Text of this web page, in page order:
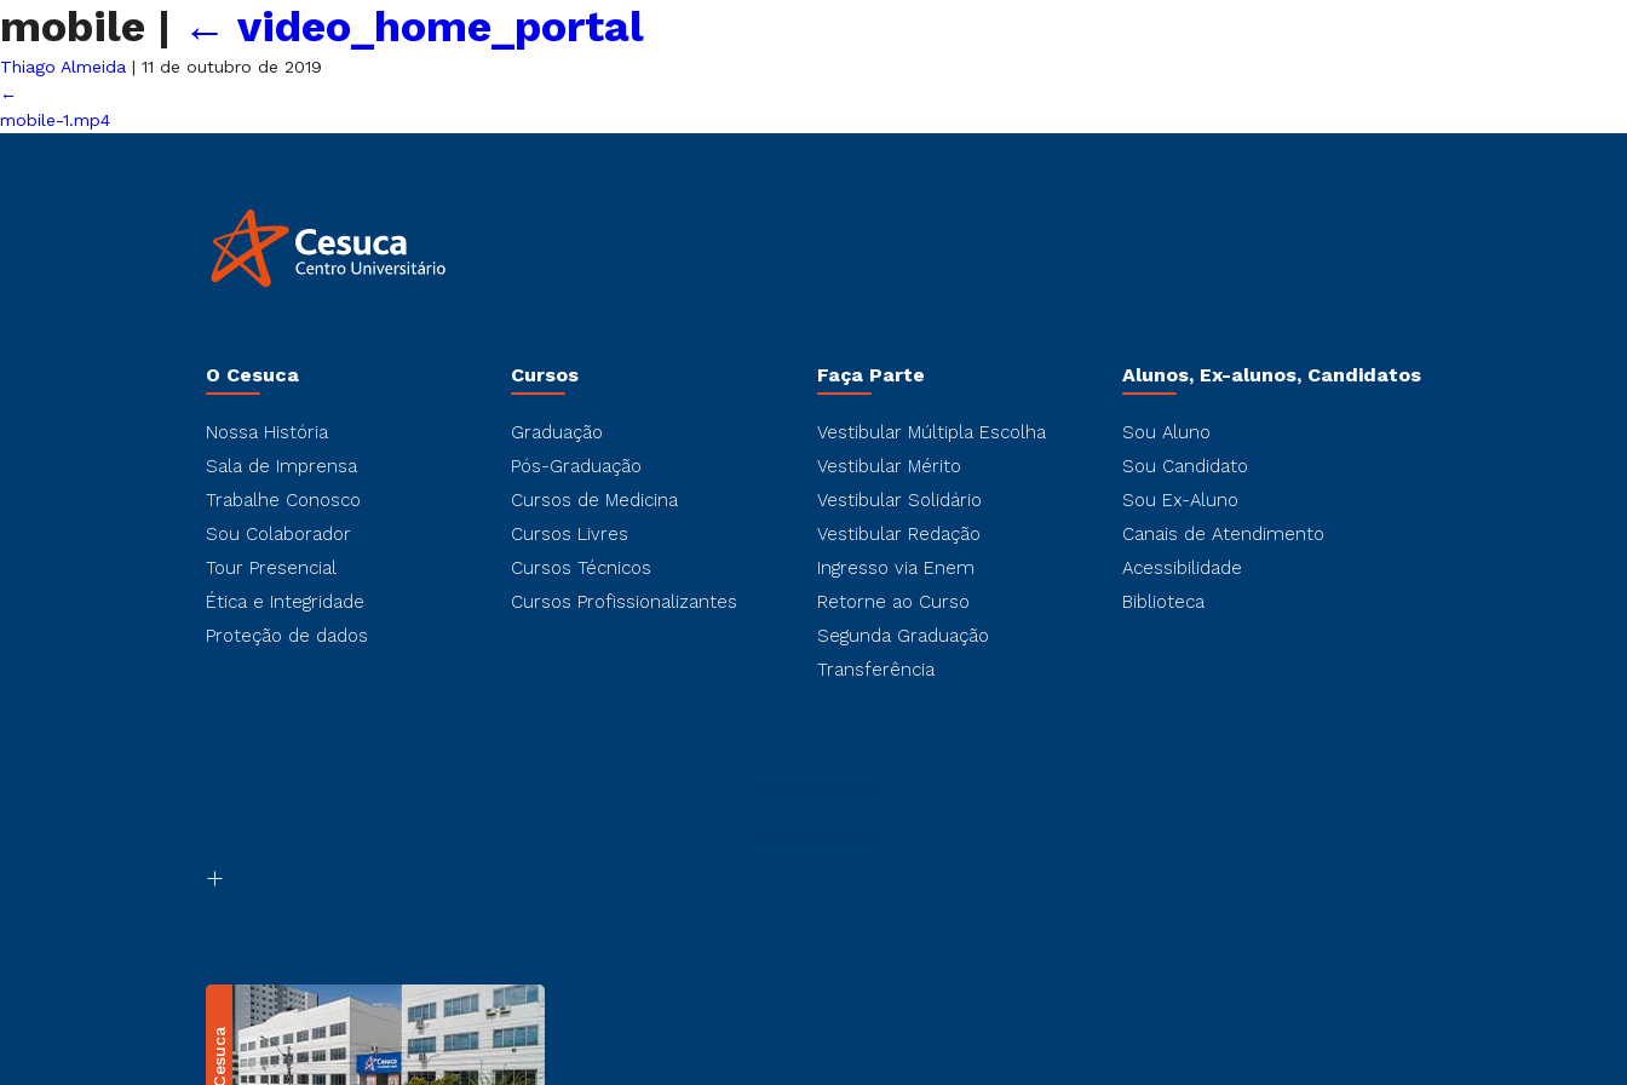
mobile | ← video_home_portal
Thiago Almeida | 11 de outubro de 2019
←
mobile-1.mp4
O Cesuca
Nossa História
Sala de Imprensa
Trabalhe Conosco
Sou Colaborador
Tour Presencial
Ética e Integridade
Proteção de dados
Cursos
Graduação
Pós-Graduação
Cursos de Medicina
Cursos Livres
Cursos Técnicos
Cursos Profissionalizantes
Faça Parte
Vestibular Múltipla Escolha
Vestibular Mérito
Vestibular Solidário
Vestibular Redação
Ingresso via Enem
Retorne ao Curso
Segunda Graduação
Transferência
Alunos, Ex-alunos, Candidatos
Sou Aluno
Sou Candidato
Sou Ex-Aluno
Canais de Atendimento
Acessibilidade
Biblioteca
Cesuca